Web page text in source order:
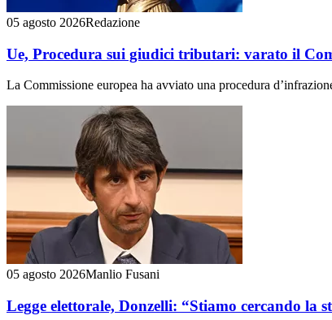
05 agosto 2026Redazione
Ue, Procedura sui giudici tributari: varato il
La Commissione europea ha avviato una procedura
05 agosto 2026Manlio Fusani
Legge elettorale, Donzelli: “Stiamo cercando la